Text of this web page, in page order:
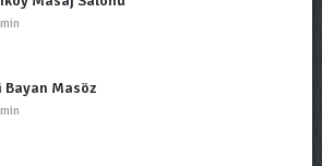
Bayan Masöz